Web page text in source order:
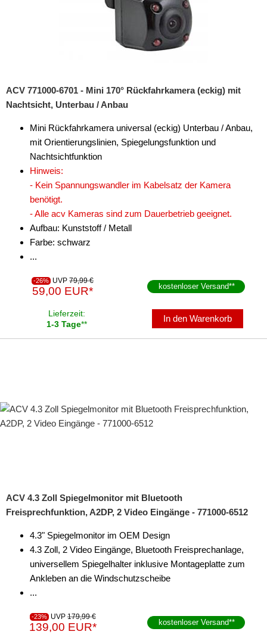
ACV 771000-6701 - Mini 170° Rückfahrkamera (eckig) mit
Nachtsicht, Unterbau / Anbau
Mini Rückfahrkamera universal (eckig) Unterbau / Anbau,
mit Orientierungslinien, Spiegelungsfunktion und
Nachtsichtfunktion
Hinweis:
- Kein Spannungswandler im Kabelsatz der Kamera
benötigt.
- Alle acv Kameras sind zum Dauerbetrieb geeignet.
Aufbau: Kunststoff / Metall
Farbe: schwarz
...
-26% UVP 79,99 €
59,00 EUR* kostenloser Versand**
Lieferzeit:
1-3 Tage**
In den Warenkorb
ACV 4.3 Zoll Spiegelmonitor mit Bluetooth
Freisprechfunktion, A2DP, 2 Video Eingänge - 771000-6512
4.3" Spiegelmonitor im OEM Design
4.3 Zoll, 2 Video Eingänge, Bluetooth Freisprechanlage,
universellem Spiegelhalter inklusive Montageplatte zum
Ankleben an die Windschutzscheibe
...
-23% UVP 179,99 €
139,00 EUR* kostenloser Versand**